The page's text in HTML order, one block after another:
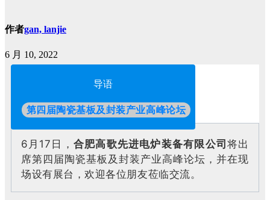
作者gan, lanjie
6 月 10, 2022
导语
第四届陶瓷基板及封装产业高峰论坛
6月17日， 合肥高歌先进电炉装备有限公司将出
席第四届陶瓷基板及封装产业高峰论坛，并在现
场设有展台，欢迎各位朋友莅临交流。